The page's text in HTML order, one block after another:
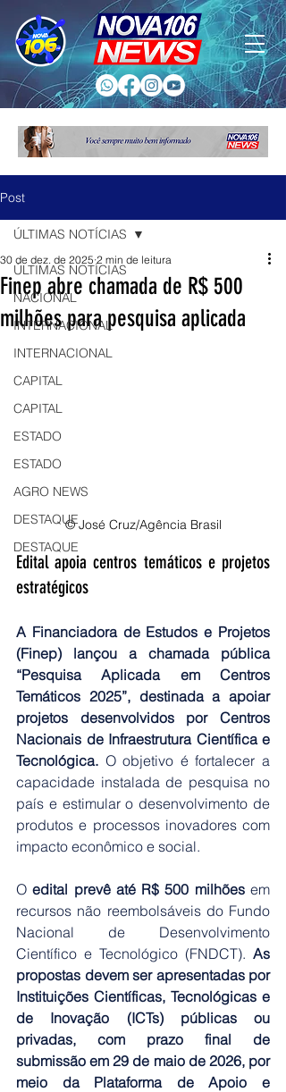
Post
ÚLTIMAS NOTÍCIAS
NACIONAL
INTERNACIONAL
INTERNACIONAL
CAPITAL
CAPITAL
ESTADO
ESTADO
AGRO NEWS
DESTAQUE
DESTAQUE
ÚLTIMAS NOTÍCIAS
Finep abre chamada de R$ 500
milhões para pesquisa aplicada
30 de dez. de 2025 2 min de leitura
© José Cruz/Agência Brasil
Edital apoia centros temáticos e projetos
estratégicos
A Financiadora de Estudos e Projetos
(Finep) lançou a chamada pública
“Pesquisa Aplicada em Centros
Temáticos 2025”, destinada a apoiar
projetos desenvolvidos por Centros
Nacionais de Infraestrutura Científica e
Tecnológica. O objetivo é fortalecer a
capacidade instalada de pesquisa no
país e estimular o desenvolvimento de
produtos e processos inovadores com
impacto econômico e social.
O edital prevê até R$ 500 milhões em
recursos não reembolsáveis do Fundo
Nacional de Desenvolvimento
Científico e Tecnológico (FNDCT). As
propostas devem ser apresentadas por
Instituições Científicas, Tecnológicas e
de Inovação (ICTs) públicas ou
privadas, com prazo final de
submissão em 29 de maio de 2026, por
meio da Plataforma de Apoio e